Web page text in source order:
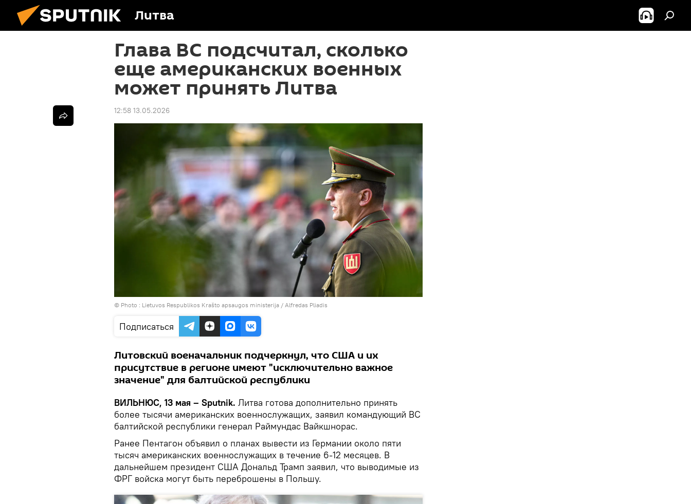
Литва
Глава ВС подсчитал, сколько
еще американских военных
может принять Литва
12:58 13.05.2026
© Photo : Lietuvos Respublikos Krašto apsaugos ministerija / Alfredas Pliadis
Подписаться
Литовский военачальник подчеркнул, что США и их
присутствие в регионе имеют "исключительно важное
значение" для балтийской республики
ВИЛЬНЮС, 13 мая – Sputnik. Литва готова дополнительно принять
более тысячи американских военнослужащих, заявил командующий ВС
балтийской республики генерал Раймундас Вайкшнорас.
Ранее Пентагон объявил о планах вывести из Германии около пяти
тысяч американских военнослужащих в течение 6-12 месяцев. В
дальнейшем президент США Дональд Трамп заявил, что выводимые из
ФРГ войска могут быть переброшены в Польшу.